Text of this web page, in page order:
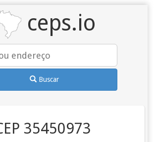
ceps.io
Buscar
35450973